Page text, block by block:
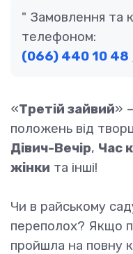
Замовлення та
телефоном:
(066) 440 10 48
«Третій зайвий»
положень від
Дівич-Вечір, Час
жінки та інші!
Чи в райському
переполох? Якщо
пройшла на повну